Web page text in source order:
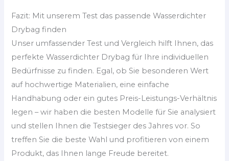
Fazit: Mit unserem Test das passende Wasserdichter
Drybag finden
Unser umfassender Test und Vergleich hilft Ihnen, das
perfekte Wasserdichter Drybag für Ihre individuellen
Bedürfnisse zu finden. Egal, ob Sie besonderen Wert
auf hochwertige Materialien, eine einfache
Handhabung oder ein gutes Preis-Leistungs-Verhältnis
legen – wir haben die besten Modelle für Sie analysiert
und stellen Ihnen die Testsieger des Jahres vor. So
treffen Sie die beste Wahl und profitieren von einem
Produkt, das Ihnen lange Freude bereitet.